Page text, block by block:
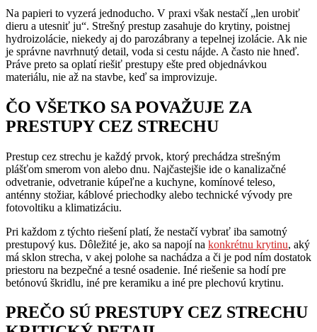
Na papieri to vyzerá jednoducho. V praxi však nestačí „len urobiť
dieru a utesniť ju“. Strešný prestup zasahuje do krytiny, poistnej
hydroizolácie, niekedy aj do parozábrany a tepelnej izolácie. Ak nie
je správne navrhnutý detail, voda si cestu nájde. A často nie hneď.
Práve preto sa oplatí riešiť prestupy ešte pred objednávkou
materiálu, nie až na stavbe, keď sa improvizuje.
ČO VŠETKO SA POVAŽUJE ZA
PRESTUPY CEZ STRECHU
Prestup cez strechu je každý prvok, ktorý prechádza strešným
plášťom smerom von alebo dnu. Najčastejšie ide o kanalizačné
odvetranie, odvetranie kúpeľne a kuchyne, komínové teleso,
anténny stožiar, káblové priechodky alebo technické vývody pre
fotovoltiku a klimatizáciu.
Pri každom z týchto riešení platí, že nestačí vybrať iba samotný
prestupový kus. Dôležité je, ako sa napojí na konkrétnu krytinu, aký
má sklon strecha, v akej polohe sa nachádza a či je pod ním dostatok
priestoru na bezpečné a tesné osadenie. Iné riešenie sa hodí pre
betónovú škridlu, iné pre keramiku a iné pre plechovú krytinu.
PREČO SÚ PRESTUPY CEZ STRECHU